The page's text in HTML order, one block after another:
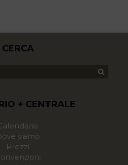
CERCA
+ CENTRALE
siamo
Prezzi